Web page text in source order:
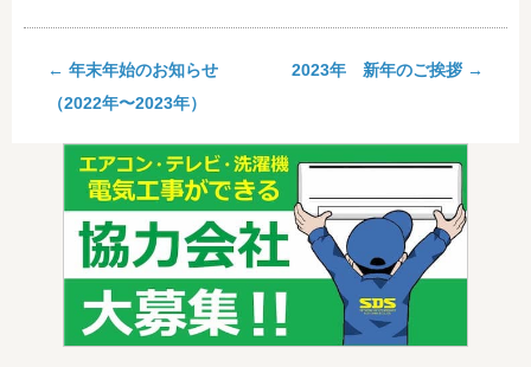
Post navigation
← 年末年始のお知らせ
（2022年〜2023年）
2023年 新年のご挨拶 →